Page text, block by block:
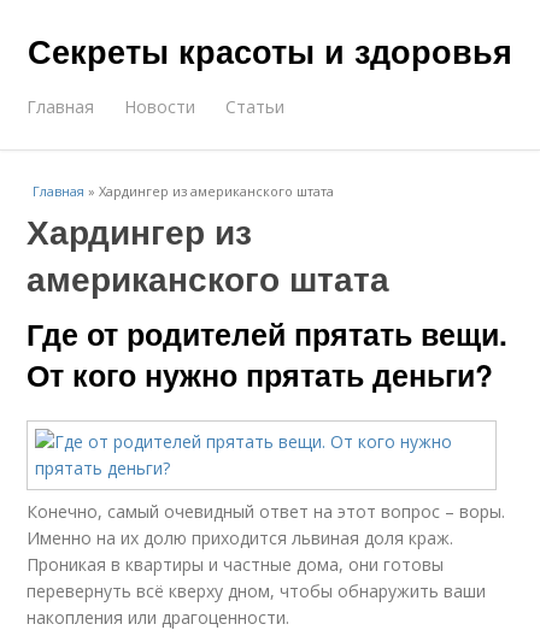
Секреты красоты и здоровья
Главная Новости Статьи
Главная »Хардингер из американского штата
Хардингер из
американского штата
Где от родителей прятать вещи.
От кого нужно прятать деньги?
Конечно, самый очевидный ответ на этот вопрос – воры.
Именно на их долю приходится львиная доля краж.
Проникая в квартиры и частные дома, они готовы
перевернуть всё кверху дном, чтобы обнаружить ваши
накопления или драгоценности.